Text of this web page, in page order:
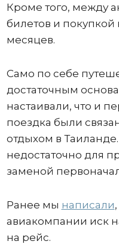
Кроме того, между
билетов и
месяцев.
Само по себе
достаточным
настаивали, что и
поездка были
отдыхом в Таиланде.
недостаточно для
заменой
Ранее мы написали
авиакомпании иск
на рейс.